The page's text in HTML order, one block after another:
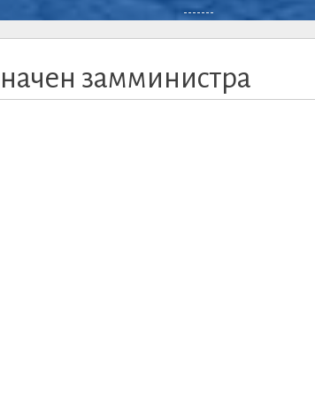
-------
замминистра